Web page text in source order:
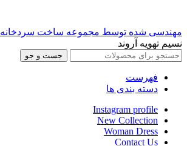
مهندسی شده توسط مجموعه ساخت سردخانه
نسیم تهویه آروند
جست و جو
فهرست
دسته بندی ها
Instagram profile
New Collection
Woman Dress
Contact Us